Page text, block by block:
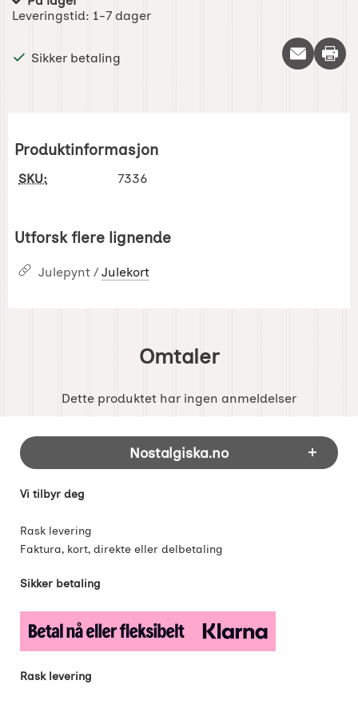
Produkttilgjengelighet:
Leveringstid: 1-7 dager
Sikker betaling Skriv
Produktinformasjon
SKU: 7336
Utforsk flere lignende
Julepynt / Julekort
Omtaler
Dette produktet har ingen anmeldelser
Footer-innhold Blandet informasjon og
Nostalgiska.no
Vi tilbyr deg
Rask levering
Faktura, kort, direkte eller delbetaling
Sikker betaling
Rask levering